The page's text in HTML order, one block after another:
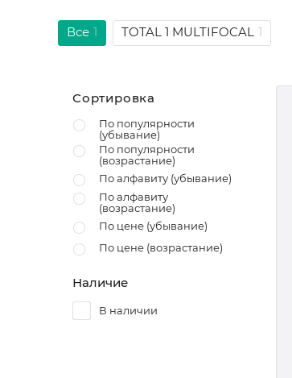
Все 1 TOTAL 1 MULTIFOCAL 1
Сортировка
По популярности
(убывание)
По популярности
(возрастание)
По алфавиту (убывание)
По алфавиту
(возрастание)
По цене (убывание)
По цене (возрастание)
Наличие
В наличии